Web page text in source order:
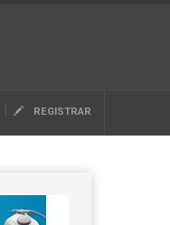
REGISTRAR